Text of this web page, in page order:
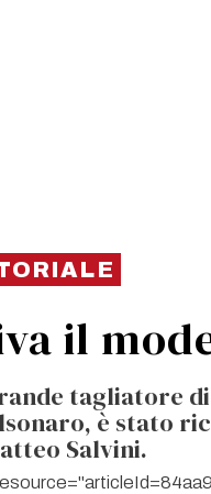
il
tagliatore
è stato
Salvini.